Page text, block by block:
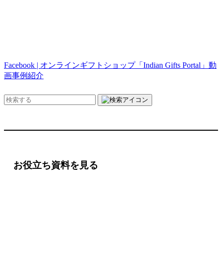
Facebook | オンラインギフトショップ「Indian Gifts Portal」動
画事例紹介
お役立ち資料を見る